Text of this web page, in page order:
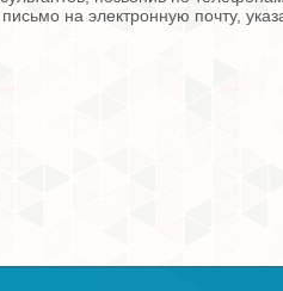
на электронную почту,